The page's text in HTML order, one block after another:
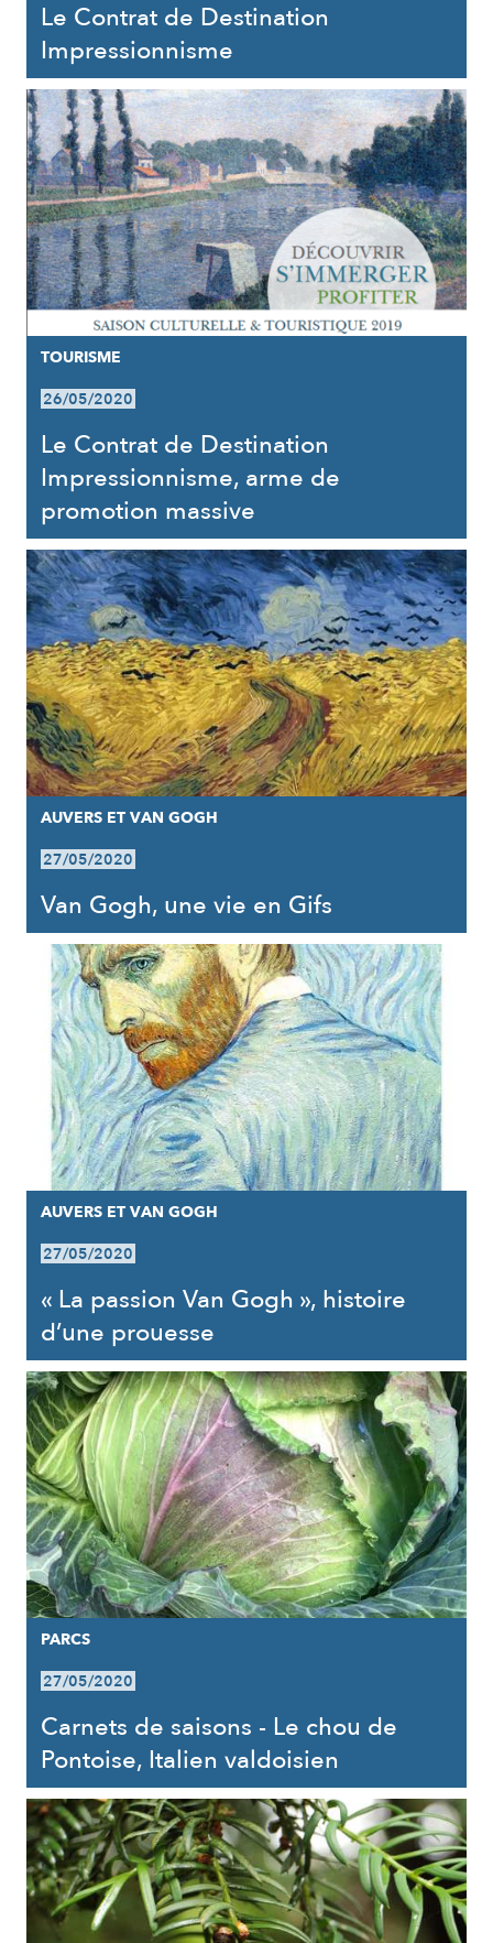
Le Contrat de Destination
Impressionnisme
TOURISME
26/05/2020
Le Contrat de Destination
Impressionnisme, arme de
promotion massive
AUVERS ET VAN GOGH
27/05/2020
Van Gogh, une vie en Gifs
AUVERS ET VAN GOGH
27/05/2020
« La passion Van Gogh », histoire
d’une prouesse
PARCS
27/05/2020
Carnets de saisons - Le chou de
Pontoise, Italien valdoisien